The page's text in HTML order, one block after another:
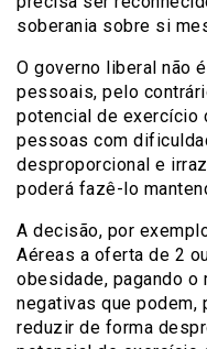
soberania sobre si
O governo liberal não
pessoais, pelo
potencial de exercício
pessoas com
desproporcional e
poderá fazê-lo
A decisão, por
Aéreas a oferta de 2
obesidade, pagando o
negativas que podem,
reduzir de forma